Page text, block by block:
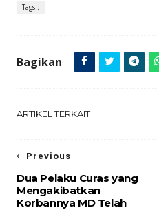
Tags :
Bagikan
ARTIKEL TERKAIT
Previous
Dua Pelaku Curas yang
Mengakibatkan
Korbannya MD Telah